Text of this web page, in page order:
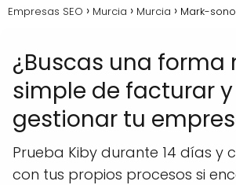
Empresas SEO Murcia Murcia Mark-
¿Buscas una forma
simple de facturar y
gestionar tu
Prueba Kiby durante 14 días y
con tus propios procesos si